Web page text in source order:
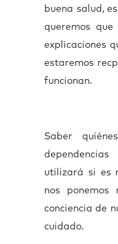
buena salud,
queremos
explicaciones
estaremos
funcionan.
Saber
utilizará si es
nos
conciencia de
cuidado.